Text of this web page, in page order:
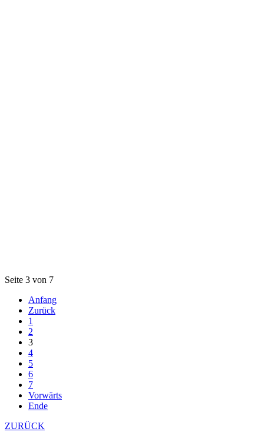
Seite 3 von 7
Anfang
Zurück
1
2
3
4
5
6
7
Vorwärts
Ende
ZURÜCK